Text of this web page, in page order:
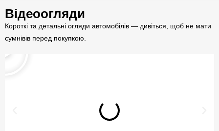
Відеоогляди
Короткі та детальні огляди автомобілів — дивіться, щоб не мати
сумнівів перед покупкою.